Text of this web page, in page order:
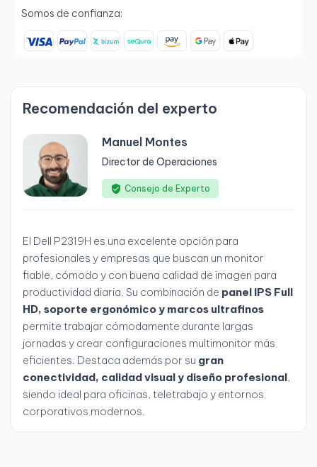
Somos de confianza:
Recomendación del experto
Manuel Montes
Director de Operaciones
Consejo de Experto
El Dell P2319H es una excelente opción para
profesionales y empresas que buscan un monitor
fiable, cómodo y con buena calidad de imagen para
productividad diaria. Su combinación de panel IPS Full
HD, soporte ergonómico y marcos ultrafinos
permite trabajar cómodamente durante largas
jornadas y crear configuraciones multimonitor más
eficientes. Destaca además por su gran
conectividad, calidad visual y diseño profesional,
siendo ideal para oficinas, teletrabajo y entornos
corporativos modernos.